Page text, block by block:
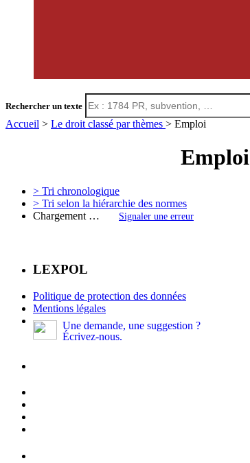
Rechercher un texte
Accueil > Le droit classé par thèmes > Emploi
Emploi
> Tri chronologique
> Tri selon la hiérarchie des normes
Chargement …
Signaler une erreur
LEXPOL
Politique de protection des données
Mentions légales
Une demande, une suggestion ?
Écrivez-nous.